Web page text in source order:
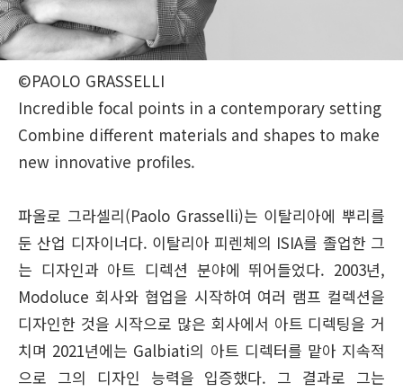
©PAOLO GRASSELLI
Incredible focal points in a contemporary setting
Combine different materials and shapes to make
new innovative profiles.
파올로 그라셀리(Paolo Grasselli)는 이탈리아에 뿌리를
둔 산업 디자이너다. 이탈리아 피렌체의 ISIA를 졸업한 그
는 디자인과 아트 디렉션 분야에 뛰어들었다. 2003년,
Modoluce 회사와 협업을 시작하여 여러 램프 컬렉션을
디자인한 것을 시작으로 많은 회사에서 아트 디렉팅을 거
치며 2021년에는 Galbiati의 아트 디렉터를 맡아 지속적
으로 그의 디자인 능력을 입증했다. 그 결과로 그는